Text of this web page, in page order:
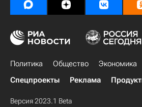
Политика Общество Экономика
Спецпроекты
Реклама
Версия 2023.1 Beta